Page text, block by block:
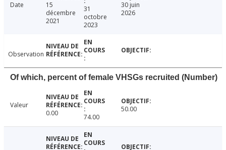
Date
15
décembre
2021
31
octobre
2023
30 juin
2026
Observation
Of which, percent of female VHSGs recruited (Number)
Valeur
0.00
74.00
50.00